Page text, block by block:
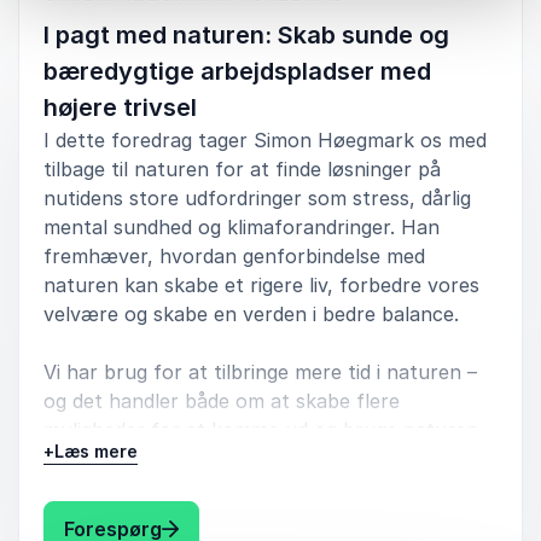
og ViNatur, har vi mærket effekten på bedre trivsel
og arbejdsglæde, samt borgernes meget positive
reaktion på naturbaserede interventioner, både ude
og inde. Vi har indgået et større samarbejde omkring
kompetenceudvikling af alle Parkvængets 70
medarbejdere og fem ledere med udgangspunkt i
Simons metode. Denne kompetenceudvikling er et
skræddersyet uddannelsesforløb til medarbejderne.
Uddannelsen er et stort skidt i den retning,
Parkvænget ønsker at gå, når det handler om at
støtte personlig recovery. Via NBMC-metoden,
udviklet af Simon Høegmark, vil uddannelsen
kvalificere medarbejderne til at planlægge
naturterapeutiske aktiviteter med fokus på
Lena Haaning, Forstander
Parkvænget – socialpsykiatrisk bosted i Glostrup
I pagt med naturen: Skab sunde og
bæredygtige arbejdspladser med
højere trivsel
I dette foredrag tager Simon Høegmark os med
tilbage til naturen for at finde løsninger på
nutidens store udfordringer som stress, dårlig
mental sundhed og klimaforandringer. Han
fremhæver, hvordan genforbindelse med
naturen kan skabe et rigere liv, forbedre vores
velvære og skabe en verden i bedre balance.
Vi har brug for at tilbringe mere tid i naturen –
og det handler både om at skabe flere
muligheder for at komme ud og bruge naturen
til genopladning og refleksion, men også at få
Forskning viser, at mere natur i vores hverdag
+Læs mere
Forespørg: Simon Høegmark I pagt med